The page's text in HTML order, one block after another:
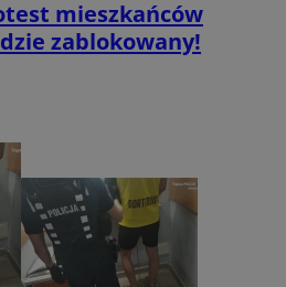
mieszkańców
zablokowany!